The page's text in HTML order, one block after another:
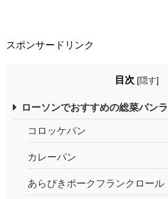
スポンサードリンク
目次 [隠す]
ローソンでおすすめの総菜パン
コロッケパン
カレーパン
あらびきポークフランクロール